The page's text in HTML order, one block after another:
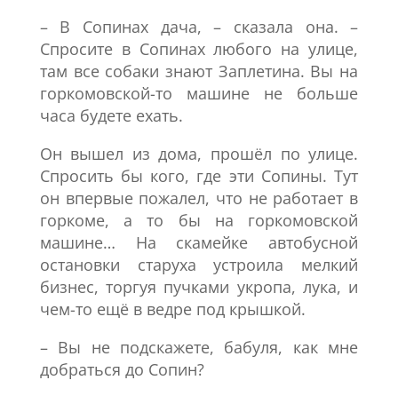
– В Сопинах дача, – сказала она. –
Спросите в Сопинах любого на улице,
там все собаки знают Заплетина. Вы на
горкомовской-то машине не больше
часа будете ехать.
Он вышел из дома, прошёл по улице.
Спросить бы кого, где эти Сопины. Тут
он впервые пожалел, что не работает в
горкоме, а то бы на горкомовской
машине… На скамейке автобусной
остановки старуха устроила мелкий
бизнес, торгуя пучками укропа, лука, и
чем-то ещё в ведре под крышкой.
– Вы не подскажете, бабуля, как мне
добраться до Сопин?